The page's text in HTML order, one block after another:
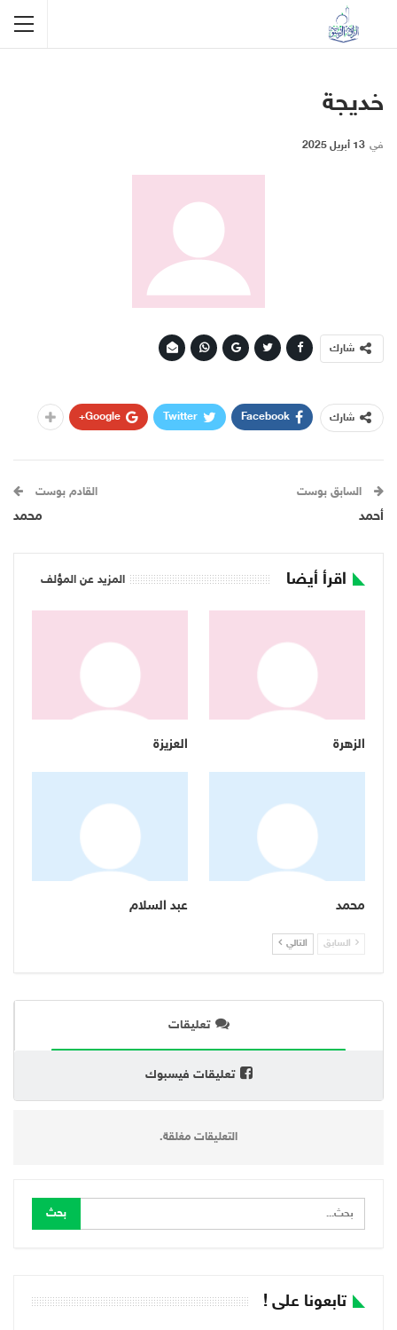
خديجة
في 13 أبريل 2025
شارك
شارك Facebook
Twitter
Google+
السابق بوست
أحمد
القادم بوست
محمد
اقرأ أيضا المزيد عن المؤلف
الزهرة العزيزة
محمد عبد السلام
السابق التالي
تعليقات
تعليقات فيسبوك
التعليقات مغلقة.
تابعونا على !